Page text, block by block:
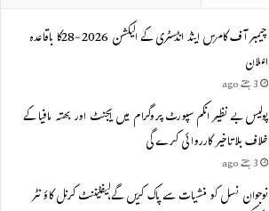
چیمبر آف کامرس اینڈ انڈسٹری کے الیکشن 2026-28کا باقاعدہ
اعلان
3 ہفتے ago
پولیس بے نظیر انکم سپورٹ پروگرام میں ایجنٹ اور بھتہ مافیا کے
خلاف بلاتاخیر کارروائی کرے گی
3 ہفتے ago
نوجوان نسل کو منشیات سے پاک کریں گے،لیفٹیننٹ کرنل کاؤنٹر